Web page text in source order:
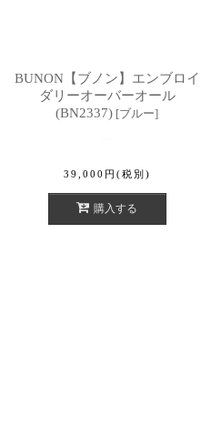
BUNON【ブノン】エンブロイ
ダリーオーバーオール
(BN2337) [ブルー]
39,000 円 (税別)
購入する